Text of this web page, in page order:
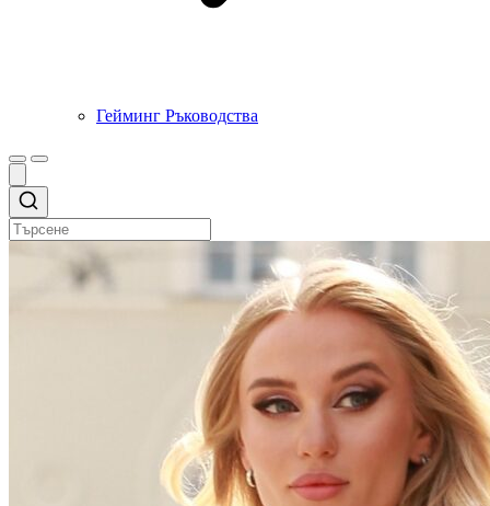
Гейминг Ръководства